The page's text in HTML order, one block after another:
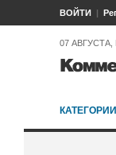
ВОЙТИ
07
КАТЕГОРИИ